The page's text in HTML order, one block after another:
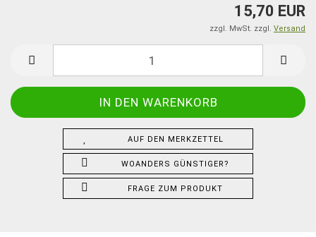
15,70 EUR
zzgl. MwSt. zzgl. Versand
AUF DEN MERKZETTEL
WOANDERS GÜNSTIGER?
FRAGE ZUM PRODUKT